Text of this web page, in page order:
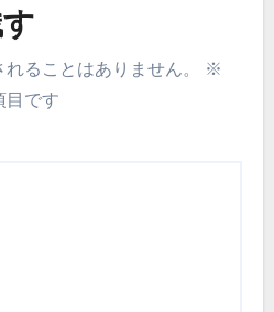
ることはありません。
※
目です